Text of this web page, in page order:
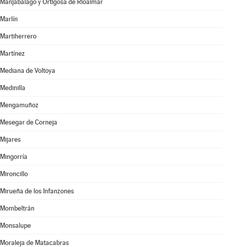
Manjabálago y Ortigosa de Rioalmar
Marlín
Martiherrero
Martínez
Mediana de Voltoya
Medinilla
Mengamuñoz
Mesegar de Corneja
Mijares
Mingorría
Mironcillo
Mirueña de los Infanzones
Mombeltrán
Monsalupe
Moraleja de Matacabras